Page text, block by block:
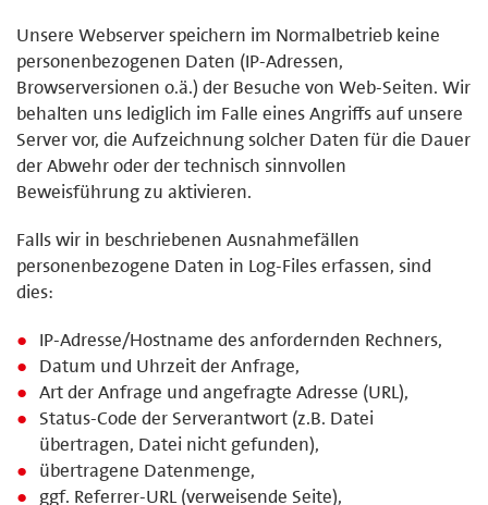
Unsere Webserver speichern im Normalbetrieb keine
personenbezogenen Daten (IP-Adressen,
Browserversionen o.ä.) der Besuche von Web-Seiten. Wir
behalten uns lediglich im Falle eines Angriffs auf unsere
Server vor, die Aufzeichnung solcher Daten für die Dauer
der Abwehr oder der technisch sinnvollen
Beweisführung zu aktivieren.
Falls wir in beschriebenen Ausnahmefällen
personenbezogene Daten in Log-Files erfassen, sind
dies:
IP-Adresse/Hostname des anfordernden Rechners,
Datum und Uhrzeit der Anfrage,
Art der Anfrage und angefragte Adresse (URL),
Status-Code der Serverantwort (z.B. Datei
übertragen, Datei nicht gefunden),
übertragene Datenmenge,
ggf. Referrer-URL (verweisende Seite),